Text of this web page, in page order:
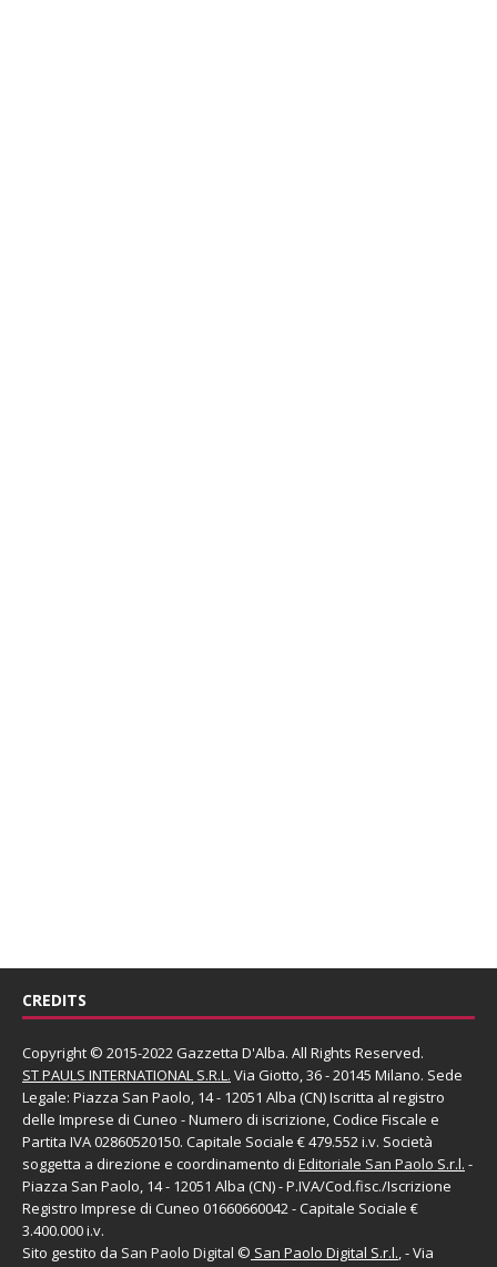
CREDITS
Copyright © 2015-2022 Gazzetta D'Alba. All Rights Reserved.
ST PAULS INTERNATIONAL S.R.L. Via Giotto, 36 - 20145 Milano. Sede
Legale: Piazza San Paolo, 14 - 12051 Alba (CN) Iscritta al registro
delle Imprese di Cuneo - Numero di iscrizione, Codice Fiscale e
Partita IVA 02860520150. Capitale Sociale € 479.552 i.v. Società
soggetta a direzione e coordinamento di Editoriale San Paolo S.r.l. -
Piazza San Paolo, 14 - 12051 Alba (CN) - P.IVA/Cod.fisc./Iscrizione
Registro Imprese di Cuneo 01660660042 - Capitale Sociale €
3.400.000 i.v.
Sito gestito da San Paolo Digital © San Paolo Digital S.r.l., - Via